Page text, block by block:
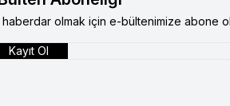
olmak için e-bültenimize abone
Kayıt Ol